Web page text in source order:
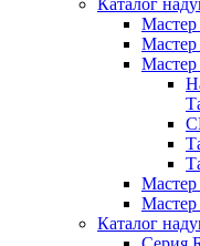
Каталог
Мастер
Каталог